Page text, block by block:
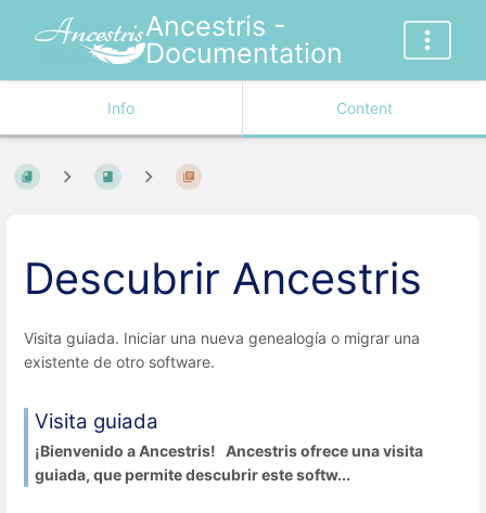
Ancestris -
Documentation
Info Content
Descubrir Ancestris
Visita guiada. Iniciar una nueva genealogía o migrar una
existente de otro software.
Visita guiada
¡Bienvenido a Ancestris! Ancestris ofrece una visita
guiada, que permite descubrir este softw...